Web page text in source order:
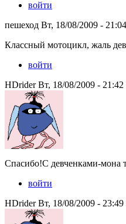
войти
пешеход Вт, 18/08/2009 - 21:04
Классный мотоцикл, жаль
войти
HDrider Вт, 18/08/2009 - 21:42
Спасибо!С девченками-мона
войти
HDrider Вт, 18/08/2009 - 23:49